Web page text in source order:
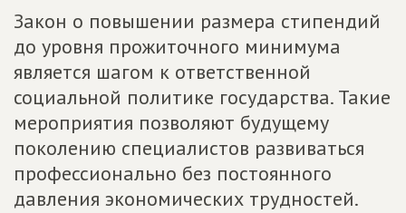
Закон о повышении размера стипендий
до уровня прожиточного минимума
является шагом к ответственной
социальной политике государства. Такие
мероприятия позволяют будущему
поколению специалистов развиваться
профессионально без постоянного
давления экономических трудностей.